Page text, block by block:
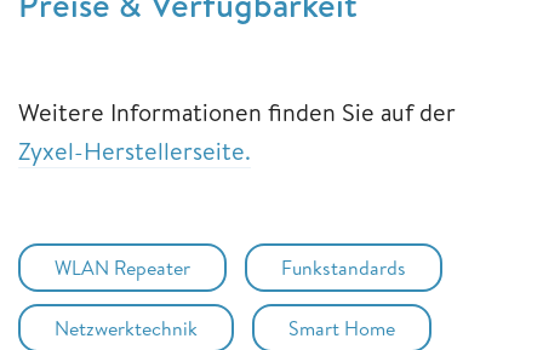
Weitere Informationen finden Sie auf der
Zyxel-Herstellerseite.
WLAN Repeater Funkstandards
Netzwerktechnik Smart Home